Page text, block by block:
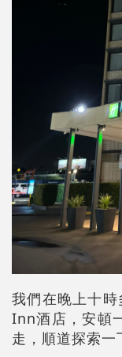
我們在晚上十
Inn酒店，安頓
走，順道探索